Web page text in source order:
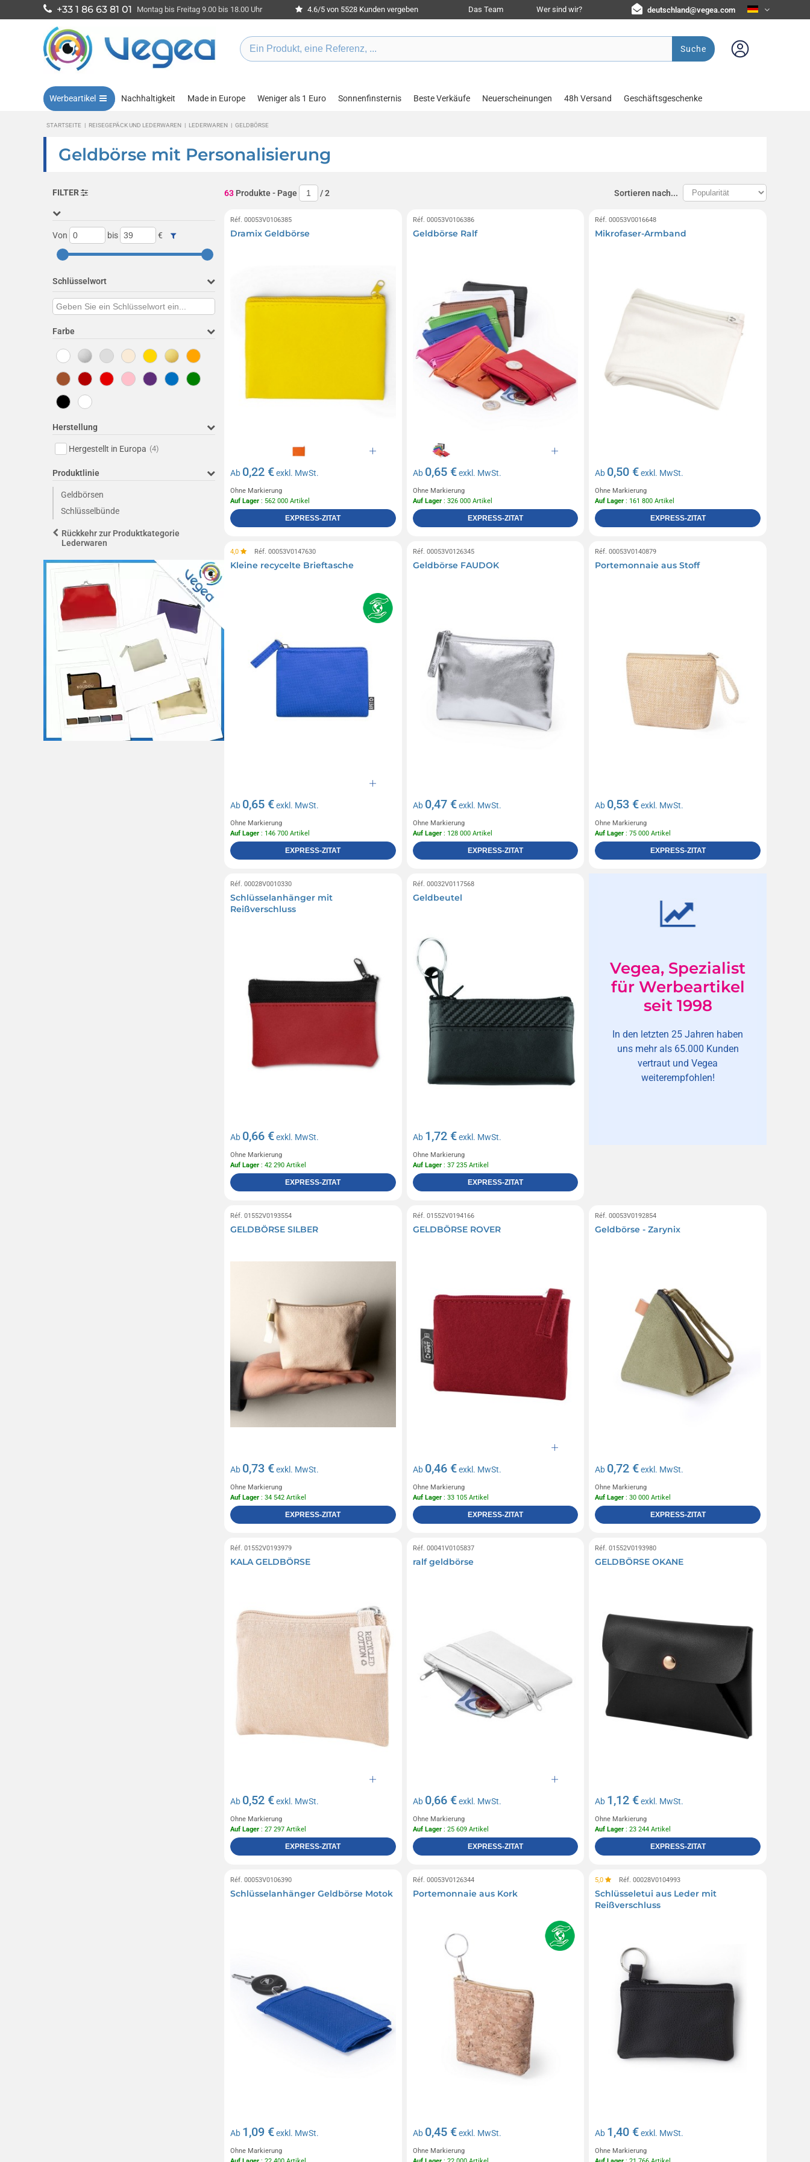
+33 1 86 63 81 01 Montag bis Freitag 9.00 bis 18.00 Uhr 4.6/5 von 5528 Kunden vergeben Das Team Wer sind wir? deutschland@vegea.com
Suche
Werbeartikel Nachhaltigkeit Made in Europe Weniger als 1 Euro Sonnenfinsternis Beste Verkäufe Neuerscheinungen 48h Versand Geschäftsgeschenke
STARTSEITE | REISEGEPÄCK UND LEDERWAREN | LEDERWAREN | GELDBÖRSE
Geldbörse mit Personalisierung
FILTER
Von bis €
Schlüsselwort
Farbe
Herstellung
Hergestellt in Europa (4)
Produktlinie
Geldbörsen
Schlüsselbünde
Rückkehr zur Produktkategorie
Lederwaren
63 Produkte - Page /2 Sortieren nach...
Réf. 00053V0106385
Dramix Geldbörse
Ab 0,22 €exkl. MwSt.
Ohne Markierung
Auf Lager : 562 000 Artikel
EXPRESS-ZITAT
Réf. 00053V0106386
Geldbörse Ralf
Ab 0,65 €exkl. MwSt.
Ohne Markierung
Auf Lager: 326 000 Artikel
EXPRESS-ZITAT
Réf. 00053V0016648
Mikrofaser-Armband
Ab 0,50 €exkl. MwSt.
Ohne Markierung
Auf Lager : 161 800 Artikel
EXPRESS-ZITAT
4,0 Réf. 00053V0147630
Kleine recycelte Brieftasche
Ab 0,65 €exkl. MwSt.
Ohne Markierung
Auf Lager : 146 700 Artikel
EXPRESS-ZITAT
Réf. 00053V0126345
Geldbörse FAUDOK
Ab 0,47 €exkl. MwSt.
Ohne Markierung
Auf Lager: 128 000 Artikel
EXPRESS-ZITAT
Réf. 00053V0140879
Portemonnaie aus Stoff
Ab 0,53 €exkl. MwSt.
Ohne Markierung
Auf Lager : 75 000 Artikel
EXPRESS-ZITAT
Réf. 00028V0010330
Schlüsselanhänger mit
Reißverschluss
Ab 0,66 €exkl. MwSt.
Ohne Markierung
Auf Lager : 42 290 Artikel
EXPRESS-ZITAT
Réf. 00032V0117568
Geldbeutel
Ab 1,72 €exkl. MwSt.
Ohne Markierung
Auf Lager: 37 235 Artikel
EXPRESS-ZITAT
Vegea, Spezialist
für Werbeartikel
seit 1998
In den letzten 25 Jahren haben
uns mehr als 65.000 Kunden
vertraut und Vegea
weiterempfohlen!
Réf. 01552V0193554
GELDBÖRSE SILBER
Ab 0,73 €exkl. MwSt.
Ohne Markierung
Auf Lager : 34 542 Artikel
EXPRESS-ZITAT
Réf. 01552V0194166
GELDBÖRSE ROVER
Ab 0,46 €exkl. MwSt.
Ohne Markierung
Auf Lager: 33 105 Artikel
EXPRESS-ZITAT
Réf. 00053V0192854
Geldbörse - Zarynix
Ab 0,72 €exkl. MwSt.
Ohne Markierung
Auf Lager : 30 000 Artikel
EXPRESS-ZITAT
Réf. 01552V0193979
KALA GELDBÖRSE
Ab 0,52 €exkl. MwSt.
Ohne Markierung
Auf Lager : 27 297 Artikel
EXPRESS-ZITAT
Réf. 00041V0105837
ralf geldbörse
Ab 0,66 €exkl. MwSt.
Ohne Markierung
Auf Lager: 25 609 Artikel
EXPRESS-ZITAT
Réf. 01552V0193980
GELDBÖRSE OKANE
Ab 1,12 €exkl. MwSt.
Ohne Markierung
Auf Lager : 23 244 Artikel
EXPRESS-ZITAT
Réf. 00053V0106390
Schlüsselanhänger Geldbörse Motok
Ab 1,09 €exkl. MwSt.
Ohne Markierung
Réf. 00053V0126344
Portemonnaie aus Kork
Ab 0,45 €exkl. MwSt.
Ohne Markierung
5,0 Réf. 00028V0104993
Schlüsseletui aus Leder mit
Reißverschluss
Ab 1,40 €exkl. MwSt.
Ohne Markierung